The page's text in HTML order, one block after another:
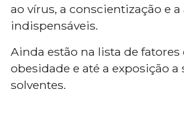
ao vírus, a conscientização e
indispensáveis.
Ainda estão na lista de
obesidade e até a exposição
solventes.